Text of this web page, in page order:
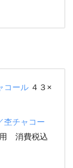
コール ４３×
杢チャコー
用 消費税込